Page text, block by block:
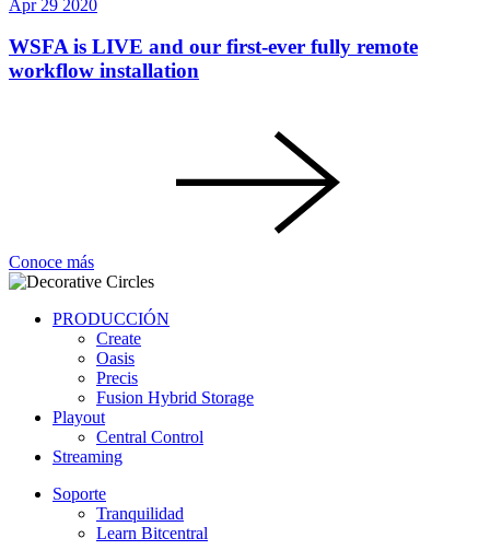
Apr 29 2020
WSFA is LIVE and our first-ever fully remote
workflow installation
Conoce más
PRODUCCIÓN
Create
Oasis
Precis
Fusion Hybrid Storage
Playout
Central Control
Streaming
Soporte
Tranquilidad
Learn Bitcentral